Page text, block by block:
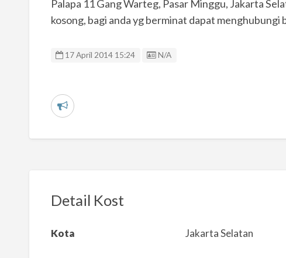
Palapa 11 Gang Warteg, Pasar Minggu, Jakarta
kosong, bagi anda yg berminat dapat
17 April 2014 15:24 Listing ID
N/A
L
a
m
Detail Kost
Kota Jakarta Selatan